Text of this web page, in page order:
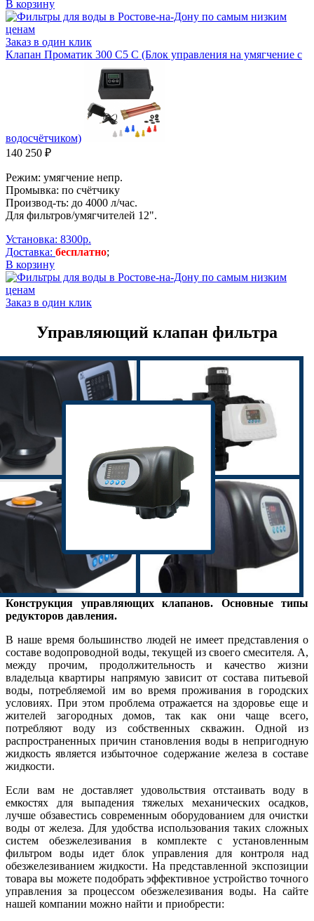
В корзину
Заказ в один клик
Клапан Проматик 300 C5 C (Блок управления на умягчение с
водосчётчиком)
140 250 ₽
Режим: умягчение непр.
Промывка: по счётчику
Производ-ть: до 4000 л/час.
Для фильтров/умягчителей 12".
Установка: 8300р.
Доставка: бесплатно;
В корзину
Заказ в один клик
Управляющий клапан фильтра
Конструкция управляющих клапанов. Основные типы
редукторов давления.
В наше время большинство людей не имеет представления о
составе водопроводной воды, текущей из своего смесителя. А,
между прочим, продолжительность и качество жизни
владельца квартиры напрямую зависит от состава питьевой
воды, потребляемой им во время проживания в городских
условиях. При этом проблема отражается на здоровье еще и
жителей загородных домов, так как они чаще всего,
потребляют воду из собственных скважин. Одной из
распространенных причин становления воды в непригодную
жидкость является избыточное содержание железа в составе
жидкости.
Если вам не доставляет удовольствия отстаивать воду в
емкостях для выпадения тяжелых механических осадков,
лучше обзавестись современным оборудованием для очистки
воды от железа. Для удобства использования таких сложных
систем обезжелезивания в комплекте с установленным
фильтром воды идет блок управления для контроля над
обезжелезиванием жидкости. На представленной экспозиции
товара вы можете подобрать эффективное устройство точного
управления за процессом обезжелезивания воды. На сайте
нашей компании можно найти и приобрести: